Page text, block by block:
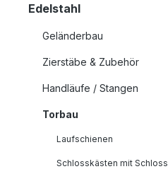
Edelstahl
Geländerbau
Zierstäbe & Zubehör
Handläufe / Stangen
Torbau
Laufschienen
Schlosskästen mit Schloss